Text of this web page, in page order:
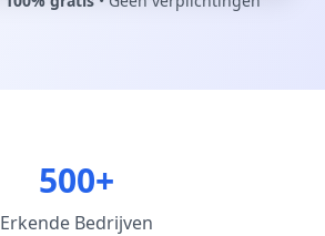
500+
Erkende Bedrijven